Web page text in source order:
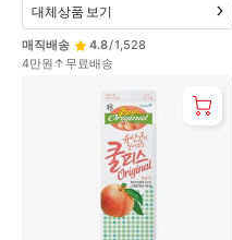
매직배송 4.8/1,528
4만원↑무료배송
대체상품 보기